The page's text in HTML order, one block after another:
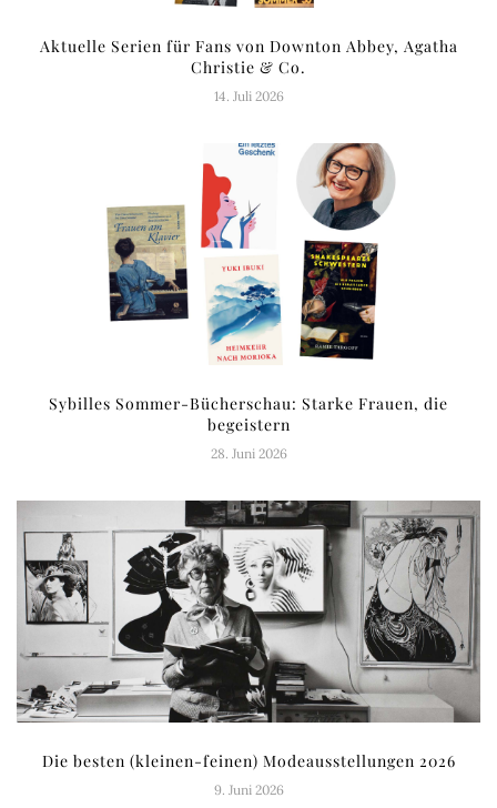
Aktuelle Serien für Fans von Downton Abbey, Agatha
Christie & Co.
14. Juli 2026
Sybilles Sommer-Bücherschau: Starke Frauen, die
begeistern
28. Juni 2026
Die besten (kleinen-feinen) Modeausstellungen 2026
9. Juni 2026